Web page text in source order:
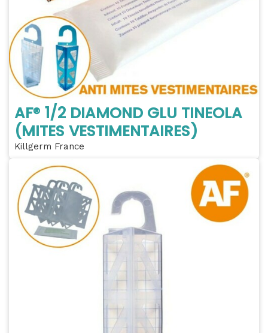
AF® 1/2 DIAMOND GLU TINEOLA
(MITES VESTIMENTAIRES)
Killgerm France